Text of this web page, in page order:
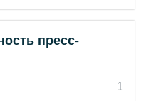
пресс-
1